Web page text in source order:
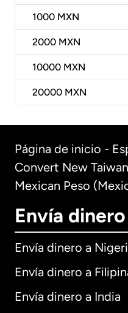
1000 MXN
2000 MXN
10000 MXN
20000 MXN
Página de inicio -
Convert New
Mexican Peso
Envía
Envía dinero a
Envía dinero a
Envía dinero a India